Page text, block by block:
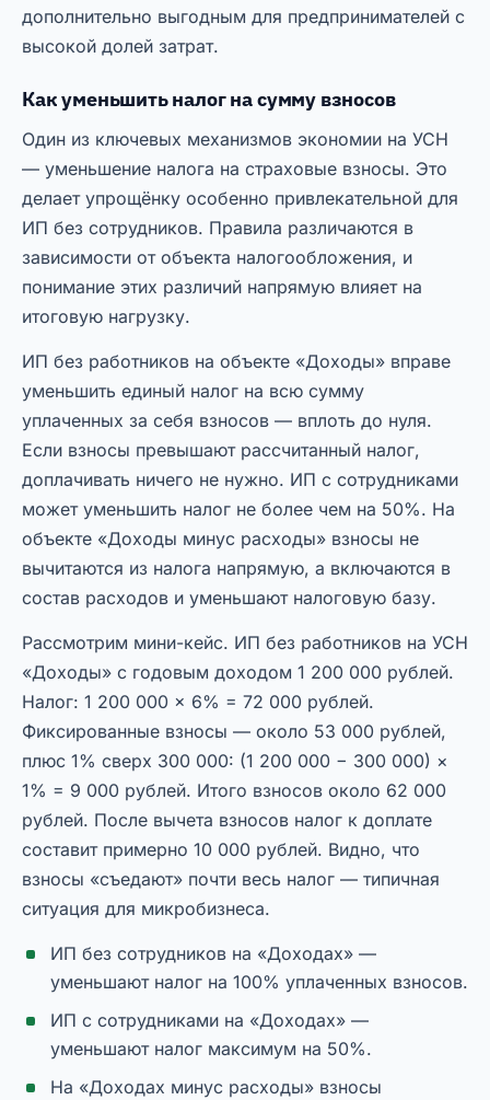
дополнительно выгодным для предпринимателей с
высокой долей затрат.
Как уменьшить налог на сумму взносов
Один из ключевых механизмов экономии на УСН
— уменьшение налога на страховые взносы. Это
делает упрощёнку особенно привлекательной для
ИП без сотрудников. Правила различаются в
зависимости от объекта налогообложения, и
понимание этих различий напрямую влияет на
итоговую нагрузку.
ИП без работников на объекте «Доходы» вправе
уменьшить единый налог на всю сумму
уплаченных за себя взносов — вплоть до нуля.
Если взносы превышают рассчитанный налог,
доплачивать ничего не нужно. ИП с сотрудниками
может уменьшить налог не более чем на 50%. На
объекте «Доходы минус расходы» взносы не
вычитаются из налога напрямую, а включаются в
состав расходов и уменьшают налоговую базу.
Рассмотрим мини-кейс. ИП без работников на УСН
«Доходы» с годовым доходом 1 200 000 рублей.
Налог: 1 200 000 × 6% = 72 000 рублей.
Фиксированные взносы — около 53 000 рублей,
плюс 1% сверх 300 000: (1 200 000 − 300 000) ×
1% = 9 000 рублей. Итого взносов около 62 000
рублей. После вычета взносов налог к доплате
составит примерно 10 000 рублей. Видно, что
взносы «съедают» почти весь налог — типичная
ситуация для микробизнеса.
ИП без сотрудников на «Доходах» —
уменьшают налог на 100% уплаченных взносов.
ИП с сотрудниками на «Доходах» —
уменьшают налог максимум на 50%.
На «Доходах минус расходы» взносы